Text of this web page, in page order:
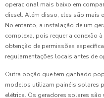
operacional mais baixo em
diesel. Além disso, eles são mais
No entanto, a instalação de um
complexa, pois requer a conexão
obtenção de permissões
regulamentações locais antes de
Outra opção que tem ganhado
modelos utilizam painéis solares
elétrica. Os geradores solares